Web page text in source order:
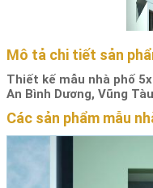
Mô tả chi tiết sản
Thiết kế mẫu nhà phố
An Bình Dương, Vũng Tàu
Các sản phẩm mẫu